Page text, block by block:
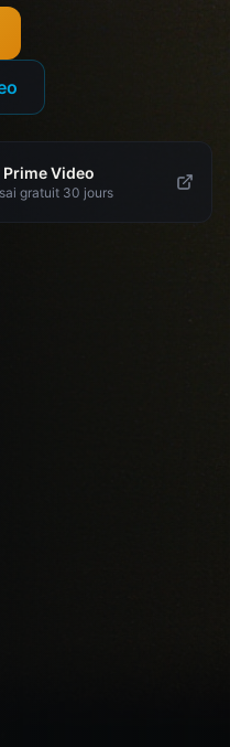
Video
gratuit 30 jours